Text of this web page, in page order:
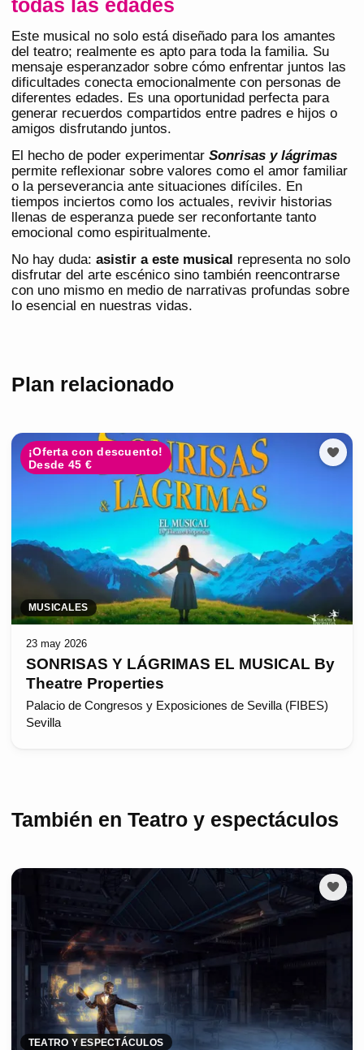
todas las edades
Este musical no solo está diseñado para los amantes
del teatro; realmente es apto para toda la familia. Su
mensaje esperanzador sobre cómo enfrentar juntos las
dificultades conecta emocionalmente con personas de
diferentes edades. Es una oportunidad perfecta para
generar recuerdos compartidos entre padres e hijos o
amigos disfrutando juntos.
El hecho de poder experimentar Sonrisas y lágrimas
permite reflexionar sobre valores como el amor familiar
o la perseverancia ante situaciones difíciles. En
tiempos inciertos como los actuales, revivir historias
llenas de esperanza puede ser reconfortante tanto
emocional como espiritualmente.
No hay duda: asistir a este musical representa no solo
disfrutar del arte escénico sino también reencontrarse
con uno mismo en medio de narrativas profundas sobre
lo esencial en nuestras vidas.
Plan relacionado
¡Oferta con descuento!
Desde 45 €
MUSICALES
23 may 2026
SONRISAS Y LÁGRIMAS EL MUSICAL By
Theatre Properties
Palacio de Congresos y Exposiciones de Sevilla (FIBES)
Sevilla
También en Teatro y espectáculos
TEATRO Y ESPECTÁCULOS